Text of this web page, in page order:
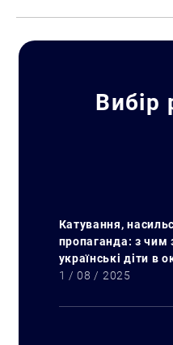
Вибір
Катування,
пропаганда: з чим
українські діти в
1 / 08 / 2025